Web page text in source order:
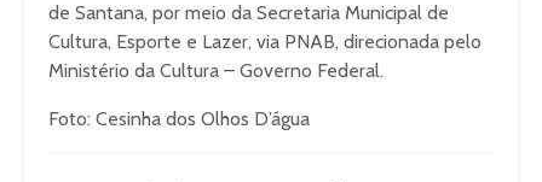
de Santana, por meio da Secretaria Municipal de
Cultura, Esporte e Lazer, via PNAB, direcionada pelo
Ministério da Cultura – Governo Federal.
Foto: Cesinha dos Olhos D’água